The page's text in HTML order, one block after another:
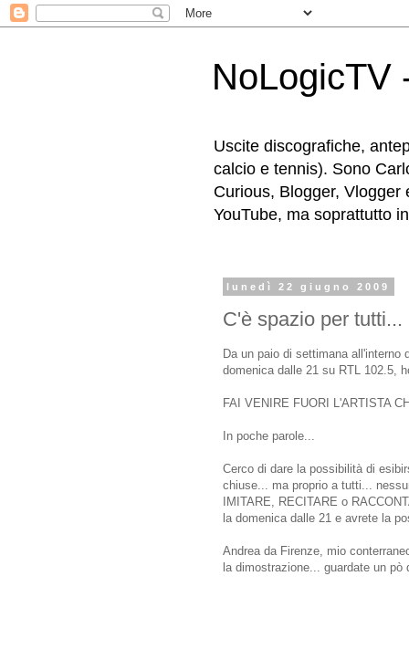
NoLogicTV
Uscite discografiche,
calcio e tennis). Sono
Curious, Blogger, Vlogger
YouTube, ma soprattutto
lunedì 22 giugno 2009
C'è spazio per tutti...
Da un paio di settimana
domenica dalle 21 su RTL 102.5,
FAI VENIRE FUORI L'ARTISTA
In poche parole...
Cerco di dare la possibilità di
chiuse... ma proprio a tutti...
IMITARE, RECITARE o
la domenica dalle 21 e avrete la
Andrea da Firenze, mio
la dimostrazione... guardate un pò